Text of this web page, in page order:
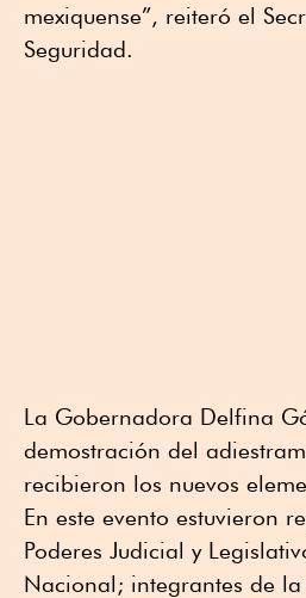
mexiquense”, reiteró el
Seguridad.
La Gobernadora Delfina
demostración del
recibieron los nuevos
En este evento estuvieron
Poderes Judicial y
Nacional; integrantes de la